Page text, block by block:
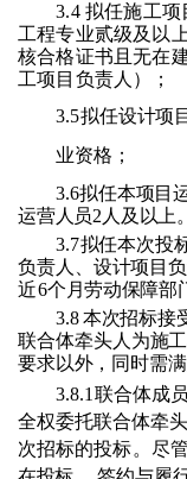
3.4 拟任施工
工程专业贰级及以
核合格证书且无在
工项目负责人）；
3.5拟任设计项
业资格；
3.6拟任本项目
运营人员2人及以上
3.7拟任本次投
负责人、设计项目
近6个月劳动保障部
3.8本次招标接
联合体牵头人为施
要求以外，同时需满
3.8.1 联合体成
全权委托联合体牵
次招标的投标。尽